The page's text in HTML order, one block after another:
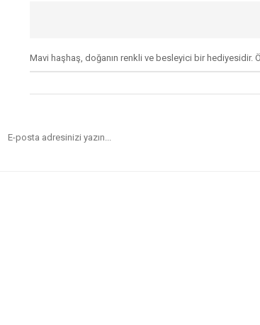
Mavi haşhaş, doğanın renkli ve besleyici bir hediyesidir.